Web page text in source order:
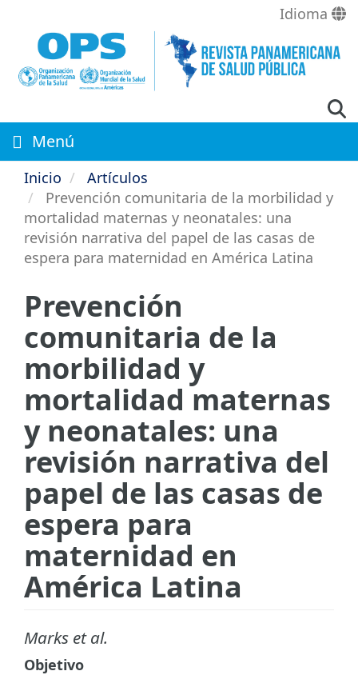
contenido
principal
Idioma
Menú
Inicio
Artículos
Prevención comunitaria de la morbilidad y
mortalidad maternas y neonatales: una
revisión narrativa del papel de las casas de
espera para maternidad en América Latina
Prevención
comunitaria de la
morbilidad y
mortalidad maternas
y neonatales: una
revisión narrativa del
papel de las casas de
espera para
maternidad en
América Latina
Marks et al.
Objetivo